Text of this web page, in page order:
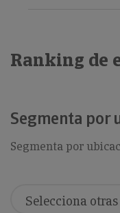
Ranking de
Segmenta por
Segmenta por